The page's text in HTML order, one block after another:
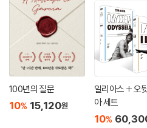
지식산문 O 시리즈는 아름답고 단순한
에 초점을 맞춘다. 이 사물은 평범하거
러스하거나 정치적으로 시의적절할 수
사물 이면에 숨겨진 풍부한 이야기를 드
- 크리스틴 로 (〈북 라이엇〉)
롤랑 바르트와 웨스 앤더슨 사이 어딘가
100년의 질문
10% 15,120원
일리아스 + 오
아 세트
10%